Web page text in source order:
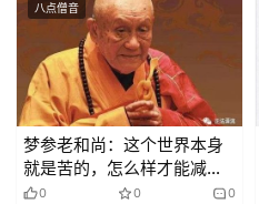
八点僧音
梦参老和尚：这个世界本身
就是苦的，怎么样才能减少
痛苦呢？
0 0 0